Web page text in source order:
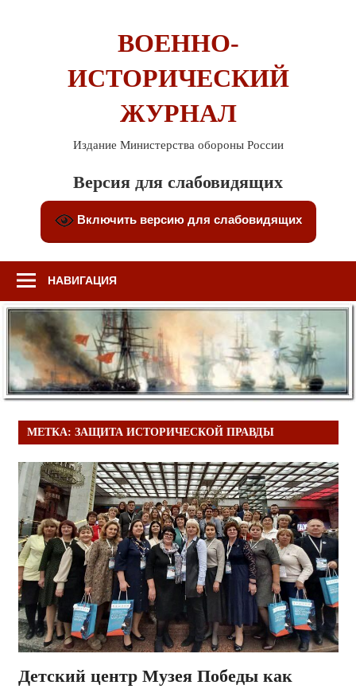
ВОЕННО-
ИСТОРИЧЕСКИЙ
ЖУРНАЛ
Издание Министерства обороны России
Версия для слабовидящих
Включить версию для слабовидящих
НАВИГАЦИЯ
МЕТКА: ЗАЩИТА ИСТОРИЧЕСКОЙ ПРАВДЫ
Детский центр Музея Победы как